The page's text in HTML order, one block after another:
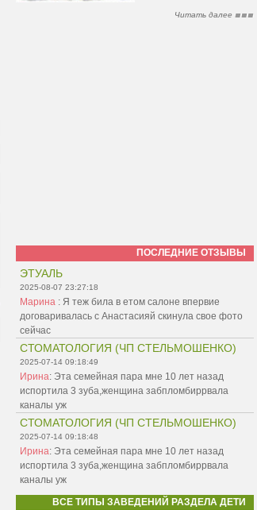
Читать далее
ПОСЛЕДНИЕ ОТЗЫВЫ
ЭТУАЛЬ
2025-08-07 23:27:18
Марина : Я теж била в етом салоне впервие
договаривалась с Анастасияй скинула свое фото
сейчас
СТОМАТОЛОГИЯ (ЧП СТЕЛЬМОШЕНКО)
2025-07-14 09:18:49
Ирина: Эта семейная пара мне 10 лет назад
испортила 3 зуба,женщина забпломбиррвала
каналы уж
СТОМАТОЛОГИЯ (ЧП СТЕЛЬМОШЕНКО)
2025-07-14 09:18:48
Ирина: Эта семейная пара мне 10 лет назад
испортила 3 зуба,женщина забпломбиррвала
каналы уж
ВСЕ ТИПЫ ЗАВЕДЕНИЙ РАЗДЕЛА ДЕТИ